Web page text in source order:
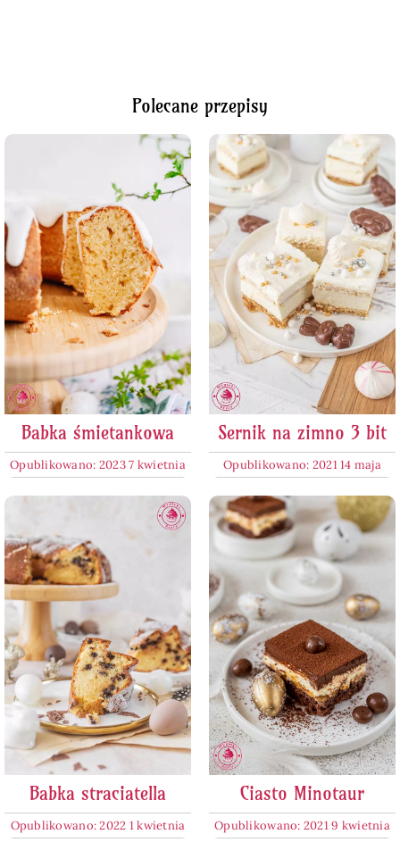
Polecane przepisy
Babka śmietankowa
Opublikowano: 2023 7 kwietnia
Sernik na zimno 3 bit
Opublikowano: 2021 14 maja
Babka straciatella
Opublikowano: 2022 1 kwietnia
Ciasto Minotaur
Opublikowano: 2021 9 kwietnia